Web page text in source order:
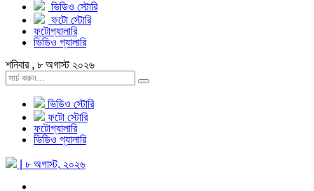
ভিডিও স্টোরি
ফটো স্টোরি
ফটোগ্যালারি
ভিডিও গ্যালারি
শনিবার , ৮ অগাস্ট ২০২৬
ভিডিও স্টোরি
ফটো স্টোরি
ফটোগ্যালারি
ভিডিও গ্যালারি
| ৮ অগাস্ট, ২০২৬